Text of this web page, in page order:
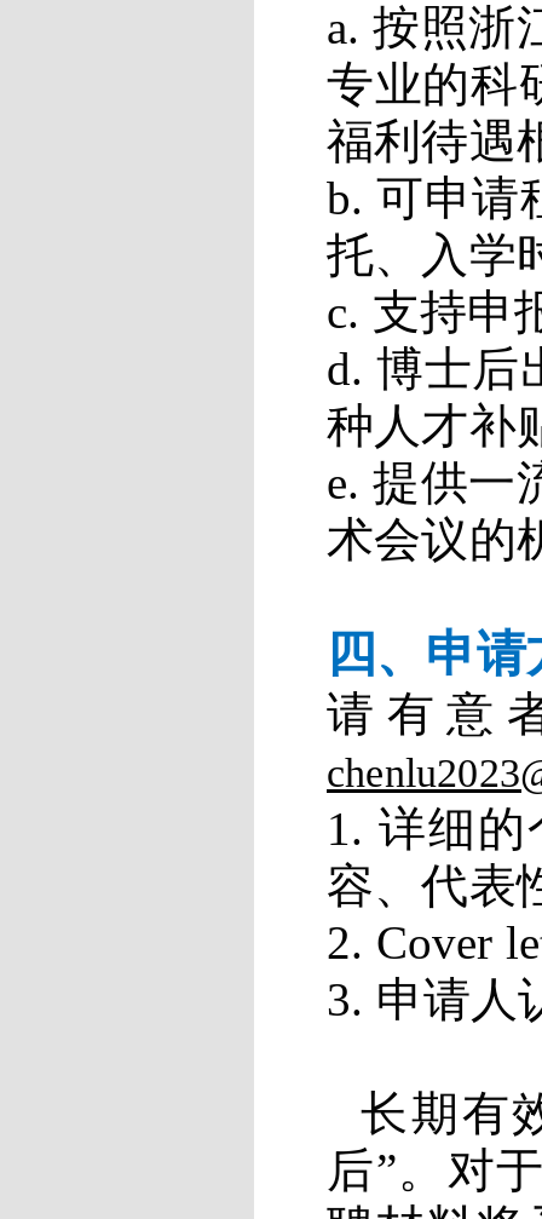
a.按照浙
专业的科
福利待遇
b. 可申请
托、入学
c. 支持申
d. 博士后
种人才补
e.提供一
术会议的
四、 申请
请有意
1. 详细的
容、代表
2. Cover
3. 申请人
长期有
后”。对